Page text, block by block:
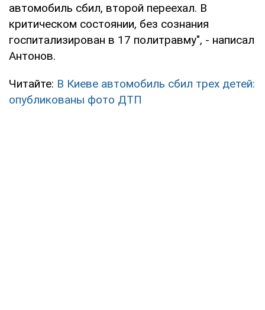
автомобиль сбил, второй переехал. В
критическом состоянии, без сознания
госпитализирован в 17 политравму", - написал
Антонов.
Читайте: В Киеве автомобиль сбил трех детей:
опубликованы фото ДТП